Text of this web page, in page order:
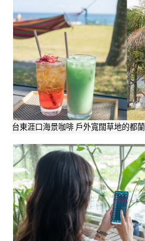
台東涯口海景咖啡 戶外寬闊草地的都